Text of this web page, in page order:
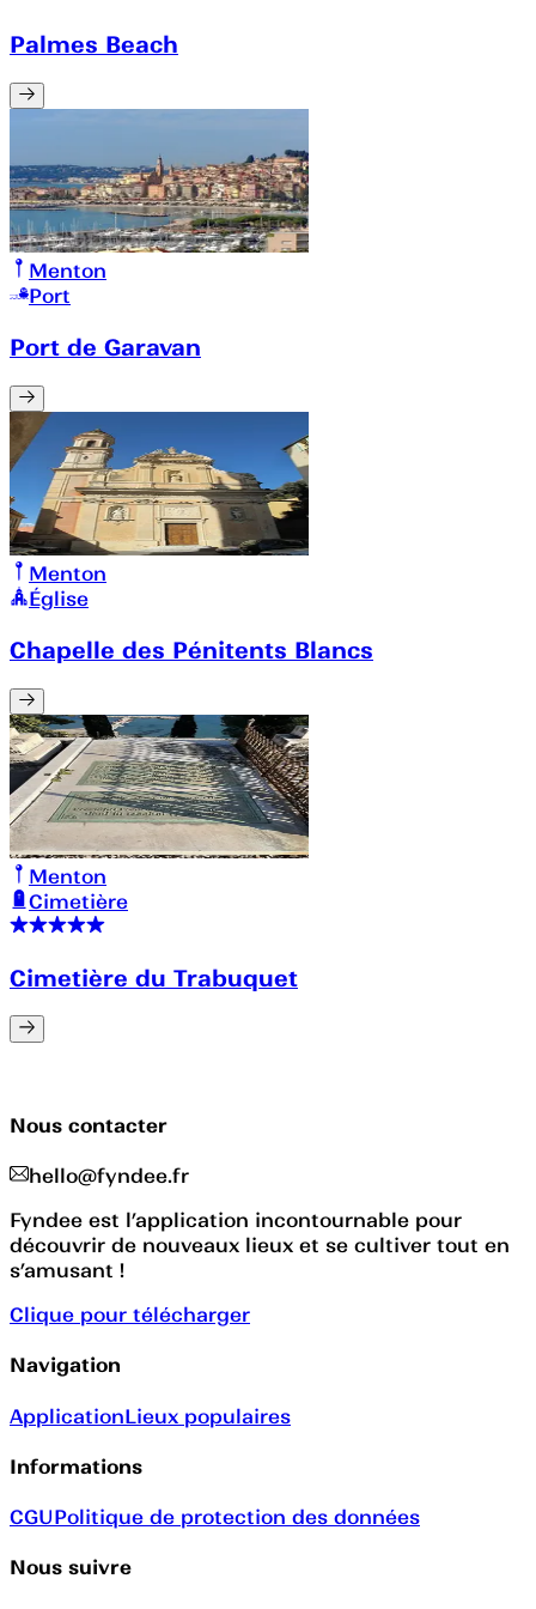
Palmes Beach
Menton
Port
Port de Garavan
Menton
Église
Chapelle des Pénitents Blancs
Menton
Cimetière
Cimetière du Trabuquet
Nous contacter
hello@fyndee.fr
Fyndee est l’application incontournable pour
découvrir de nouveaux lieux et se cultiver tout en
s’amusant !
Clique pour télécharger
Navigation
ApplicationLieux populaires
Informations
CGUPolitique de protection des données
Nous suivre